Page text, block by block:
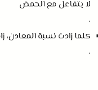
لا يتفاعل مع الحمض
.
كلما زادت نسبة المعادن،
.